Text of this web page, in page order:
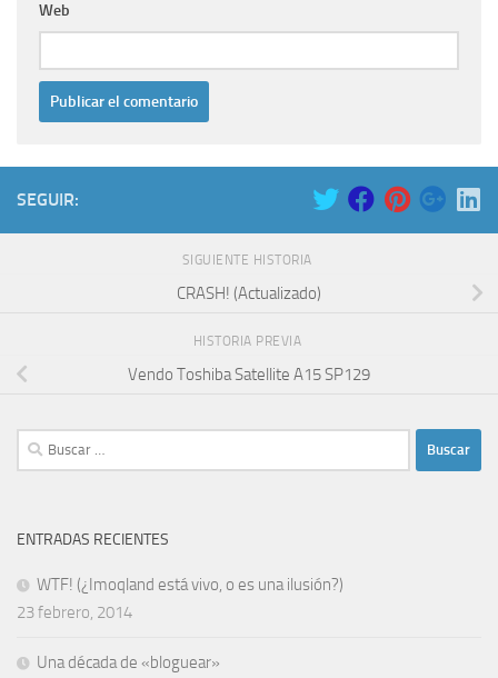
Web
SEGUIR:
SIGUIENTE HISTORIA
CRASH! (Actualizado)
HISTORIA PREVIA
Vendo Toshiba Satellite A15 SP129
Buscar:
ENTRADAS RECIENTES
WTF! (¿Imoqland está vivo, o es una ilusión?)
23 febrero, 2014
Una década de «bloguear»